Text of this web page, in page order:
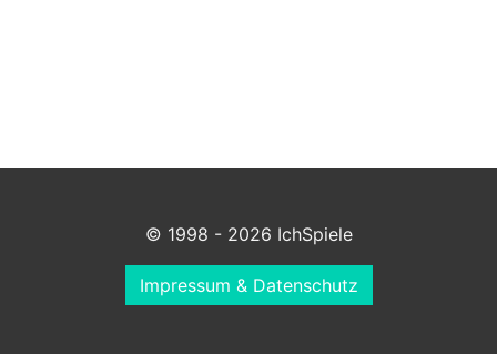
© 1998 - 2026 IchSpiele
Impressum & Datenschutz